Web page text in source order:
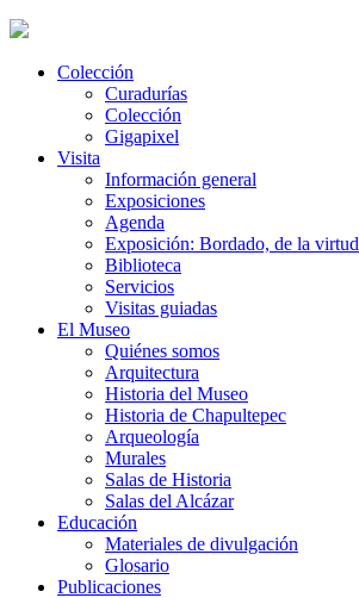
Colección
Curadurías
Colección
Gigapixel
Visita
Información general
Exposiciones
Agenda
Exposición: Bordado, de la virtud
Biblioteca
Servicios
Visitas guiadas
El Museo
Quiénes somos
Arquitectura
Historia del Museo
Historia de Chapultepec
Arqueología
Murales
Salas de Historia
Salas del Alcázar
Educación
Materiales de divulgación
Glosario
Publicaciones